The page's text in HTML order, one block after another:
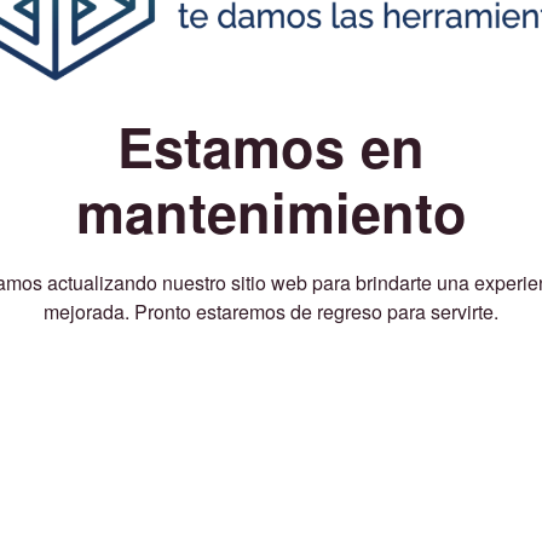
Estamos en
mantenimiento
actualizando nuestro sitio web para brindarte una
mejorada. Pronto estaremos de regreso para servirte.